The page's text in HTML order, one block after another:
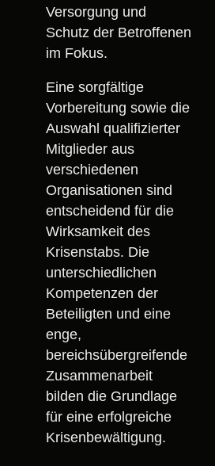
Versorgung und
Schutz der Betroffenen
im Fokus.
Eine sorgfältige
Vorbereitung sowie die
Auswahl qualifizierter
Mitglieder aus
verschiedenen
Organisationen sind
entscheidend für die
Wirksamkeit des
Krisenstabs. Die
unterschiedlichen
Kompetenzen der
Beteiligten und eine
enge,
bereichsübergreifende
Zusammenarbeit
bilden die Grundlage
für eine erfolgreiche
Krisenbewältigung.